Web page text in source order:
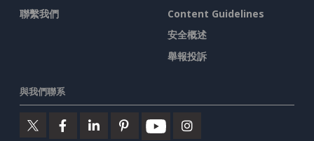
聯繫我們
Content Guidelines
安全概述
舉報投訴
與我們聯系